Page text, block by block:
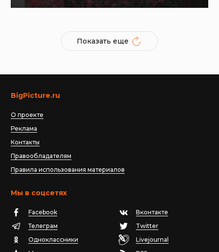
Показать еще
BigPicture.ru
О проекте
Реклама
Контакты
Правообладателям
Правила использования материалов
Мы в соцсетях
Facebook
Вконтакте
Телеграм
Twitter
Одноклассники
Livejournal